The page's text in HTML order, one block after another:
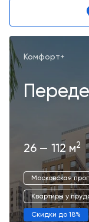
Комфорт+
26 — 112 м2
Московская
Квартиры у
Скидки до 18%